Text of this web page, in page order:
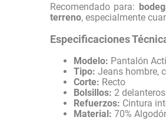
Recomendado para:
terreno, especialmente
Especificaciones
Modelo: Pantalón
Tipo: Jeans hombre,
Corte: Recto
Bolsillos: 2
Refuerzos: Cintura
Material: 70%